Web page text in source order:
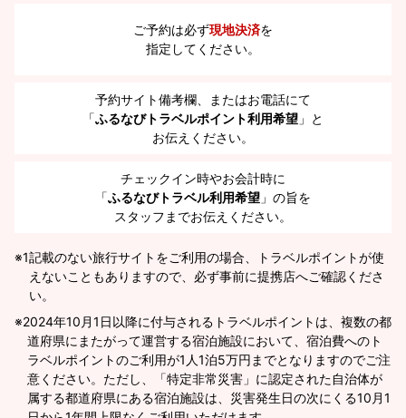
ご予約は必ず現地決済を
指定してください。
予約サイト備考欄、またはお電話にて
「ふるなびトラベルポイント利用希望 」と
お伝えください。
チェックイン時やお会計時に
「ふるなびトラベル利用希望 」の旨を
スタッフまでお伝えください。
※1記載のない旅行サイトをご利用の場合、トラベルポイントが使
えないこともありますので、必ず事前に提携店へご確認くださ
い。
2024年10月1日以降に付与されるトラベルポイントは、複数の都
道府県にまたがって運営する宿泊施設において、宿泊費へのト
ラベルポイントのご利用が1人1泊5万円までとなりますのでご注
意ください。ただし、「特定非常災害」に認定された自治体が
属する都道府県にある宿泊施設は、災害発生日の次にくる10月1